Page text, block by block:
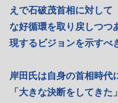
えで石破茂首相に対して
な好循環を取り戻しつつ
現するビジョンを示すべ
岸田氏は自身の首相時代
「大きな決断をしてき